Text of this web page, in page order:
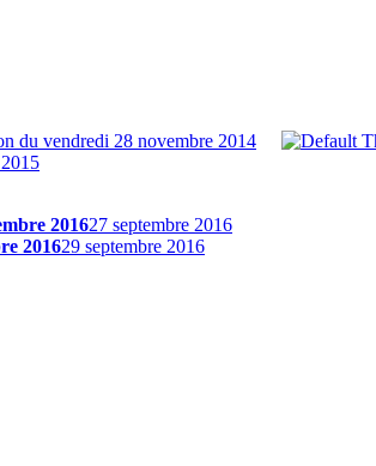
du vendredi 28 novembre 2014
201627 septembre 2016
201629 septembre 2016